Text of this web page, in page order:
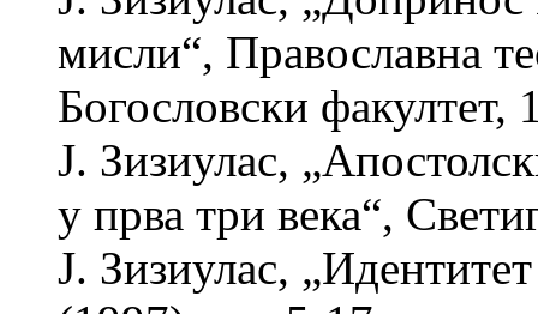
мисли“, Православна
Богословски факултет,
Ј. Зизиулас,
у прва три века“,
Ј. Зизиулас,